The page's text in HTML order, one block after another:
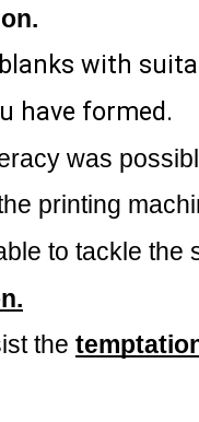
with
have formed.
was
printing
to tackle the
the